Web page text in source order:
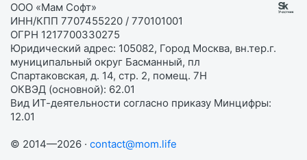
ООО «Мам Софт»
ИНН/КПП 7707455220 / 770101001
ОГРН 1217700330275
Юридический адрес: 105082, Город Москва, вн.тер.г.
муниципальный округ Басманный, пл
Спартаковская, д. 14, стр. 2, помещ. 7Н
ОКВЭД (основной): 62.01
Вид ИТ-деятельности согласно приказу Минцифры:
12.01
© 2014—2026 · contact@mom.life